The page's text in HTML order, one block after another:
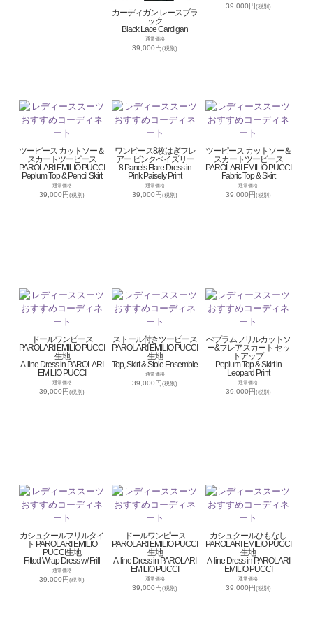
カーディガン レースブラ
ック
Black Lace Cardigan
通常価格
39,000円(税別)
39,000円(税別)
ツーピース カットソー＆
スカートツーピース
PAROLARI EMILIO PUCCI
Peplum Top & Pencil Skirt
通常価格
39,000円(税別)
ワンピース8枚はぎフレ
アー ピンクペイズリー
8 Panels Flare Dress in
Pink Paisely Print
通常価格
39,000円(税別)
ツーピース カットソー＆
スカートツーピース
PAROLARI EMILIO PUCCI
Fabric Top & Skirt
通常価格
39,000円(税別)
ドールワンピース
PAROLARI EMILIO PUCCI
生地
A-line Dress in PAROLARI
EMILIO PUCCI
通常価格
39,000円(税別)
ストール付きツーピース
PAROLARI EMILIO PUCCI
生地
Top, Skirt & Stole Ensemble
通常価格
39,000円(税別)
ぺプラムフリルカットソ
ー&フレアスカート セッ
トアップ
Peplum Top & Skirt in
Leopard Print
通常価格
39,000円(税別)
カシュクールフリルタイ
ト PAROLARI EMILIO
PUCCI生地
Fitted Wrap Dress w/ Frill
通常価格
39,000円(税別)
ドールワンピース
PAROLARI EMILIO PUCCI
生地
A-line Dress in PAROLARI
EMILIO PUCCI
通常価格
39,000円(税別)
カシュクールひもなし
PAROLARI EMILIO PUCCI
生地
A-line Dress in PAROLARI
EMILIO PUCCI
通常価格
39,000円(税別)